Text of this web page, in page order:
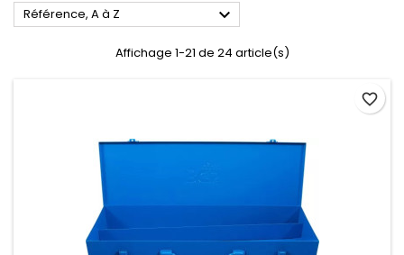
Référence, A à Z 
Affichage 1-21 de 24 article(s)
favorite_border